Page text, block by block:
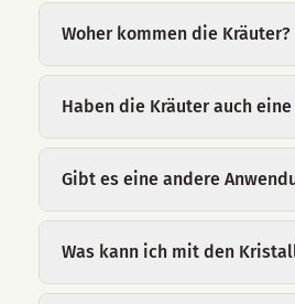
Woher kommen die Kräuter?
Haben die Kräuter auch
Gibt es eine andere
Was kann ich mit den